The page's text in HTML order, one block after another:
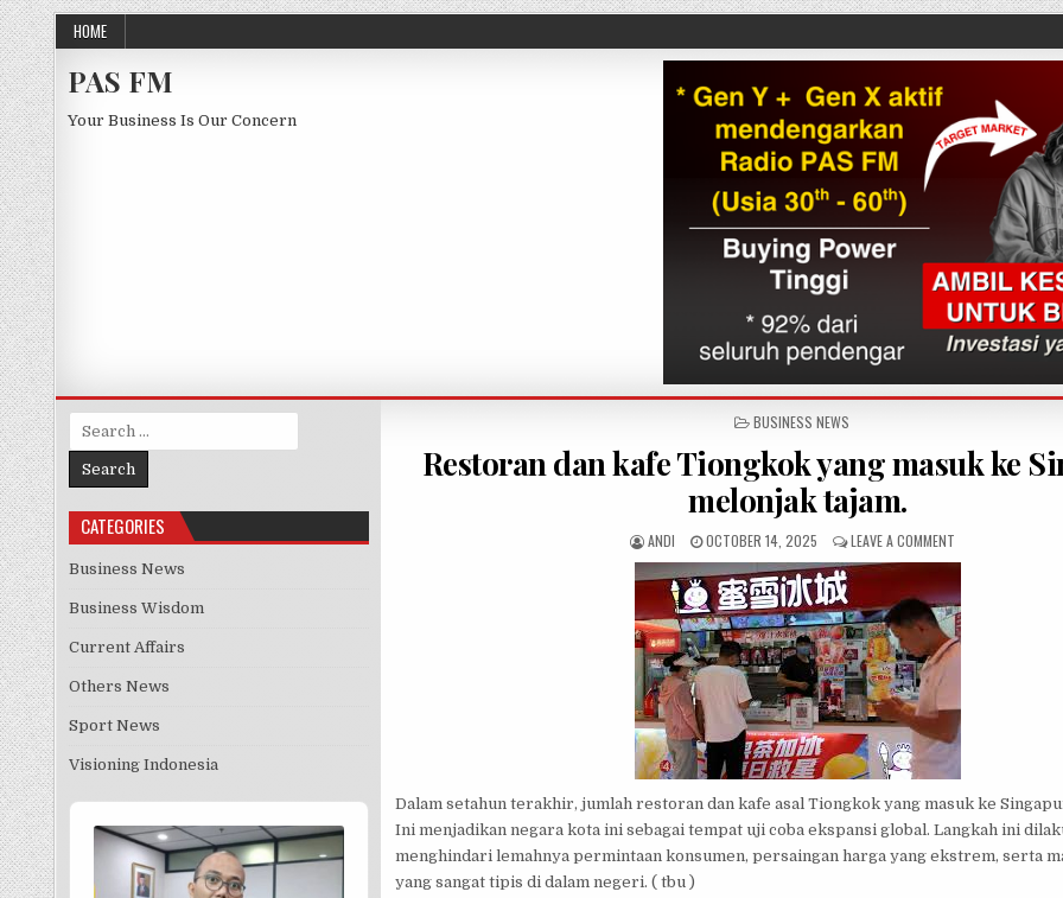
Skip to content
HOME
PAS FM
Your Business Is Our Concern
POSTED IN
BUSINESS NEWS
Restoran dan kafe Tiongkok yang masuk ke
melonjak tajam.
AUTHOR:
ANDI PUBLISHED DATE:
OCTOBER 14, 2025 LEAVE A COMMENTON RESTORAN
Dalam setahun terakhir, jumlah restoran dan kafe asal Tiongkok yang masuk ke
Ini menjadikan negara kota ini sebagai tempat uji coba ekspansi global. Langkah ini
menghindari lemahnya permintaan konsumen, persaingan harga yang ekstrem, serta
yang sangat tipis di dalam negeri. ( tbu )
Search for:
CATEGORIES
Business News
Business Wisdom
Current Affairs
Others News
Sport News
Visioning Indonesia
Audio
Player